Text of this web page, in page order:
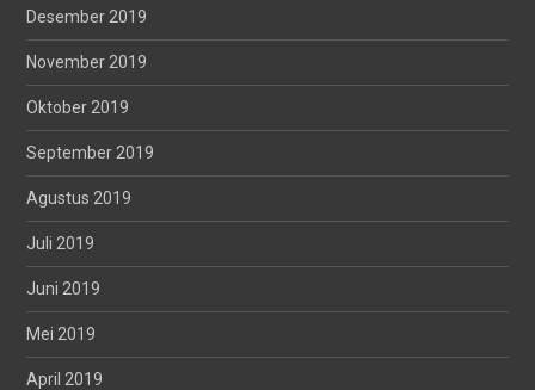
Desember 2019
November 2019
Oktober 2019
September 2019
Agustus 2019
Juli 2019
Juni 2019
Mei 2019
April 2019